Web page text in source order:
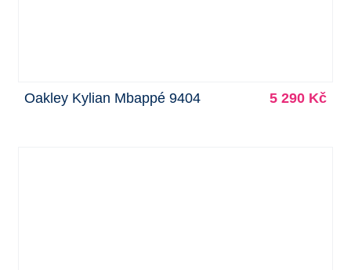
Oakley Kylian Mbappé 9404 5 290 Kč